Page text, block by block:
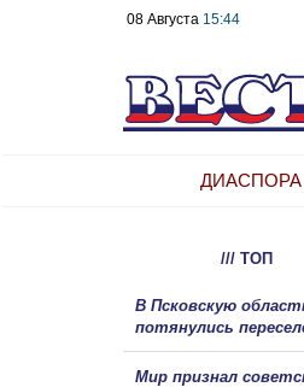
08 Августа 15:44
ДИАСПОРА
/// ТОП
В Псковскую
потянулись
Мир признал